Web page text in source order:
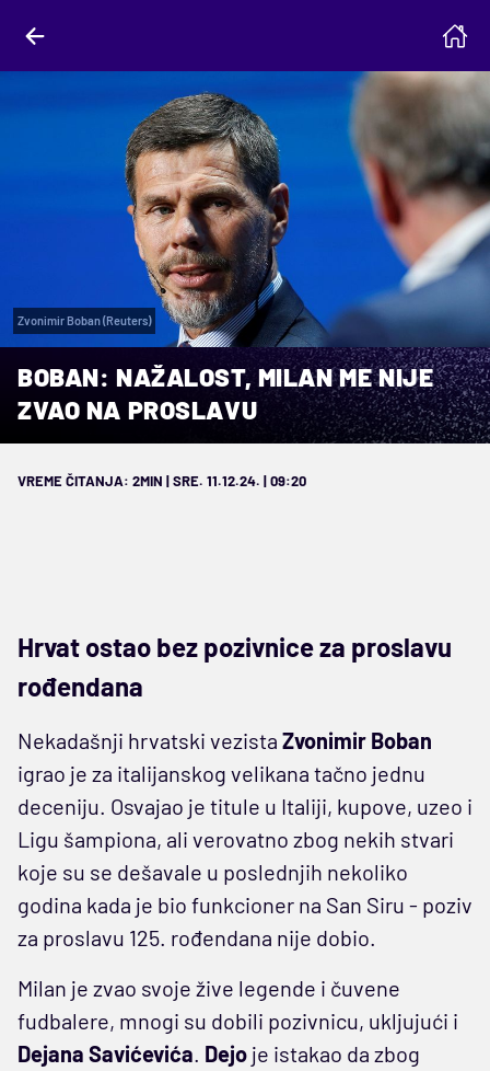
Zvonimir Boban (Reuters)
BOBAN: NAŽALOST, MILAN ME NIJE
ZVAO NA PROSLAVU
VREME ČITANJA: 2MIN | SRE. 11.12.24. | 09:20
Hrvat ostao bez pozivnice za proslavu
rođendana
Nekadašnji hrvatski vezista Zvonimir Boban
igrao je za italijanskog velikana tačno jednu
deceniju. Osvajao je titule u Italiji, kupove, uzeo i
Ligu šampiona, ali verovatno zbog nekih stvari
koje su se dešavale u poslednjih nekoliko
godina kada je bio funkcioner na San Siru - poziv
za proslavu 125. rođendana nije dobio.
Milan je zvao svoje žive legende i čuvene
fudbalere, mnogi su dobili pozivnicu, ukljujući i
Dejana Savićevića. Dejo je istakao da zbog